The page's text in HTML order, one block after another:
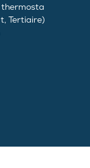
thermosta
t, Tertiaire)